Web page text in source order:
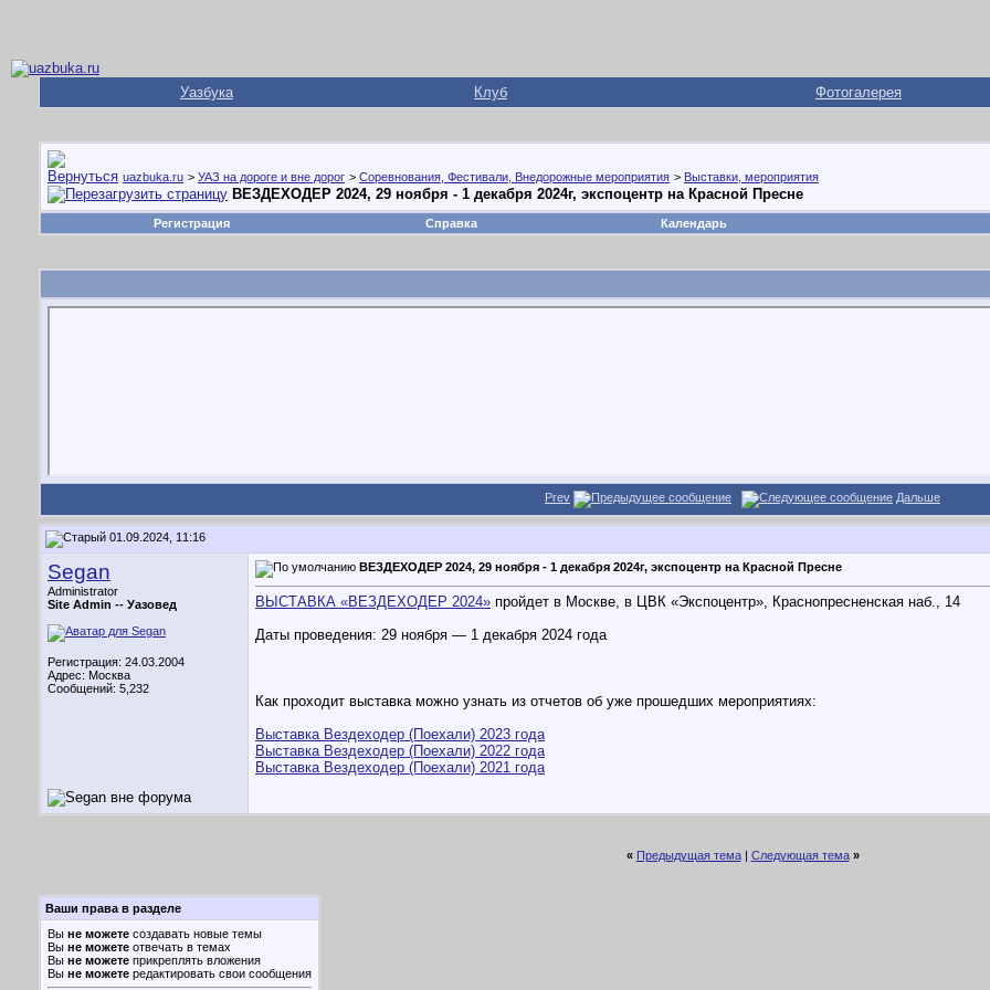
Уазбука Клуб Фотогалерея
uazbuka.ru > УАЗ на дороге и вне дорог > Соревнования, Фестивали, Внедорожные мероприятия > Выставки, мероприятия
ВЕЗДЕХОДЕР 2024, 29 ноября - 1 декабря 2024г, экспоцентр на Красной Пресне
Регистрация Справка Календарь
Prev Дальше
01.09.2024, 11:16
Segan
Administrator
Site Admin -- Уазовед
Регистрация: 24.03.2004
Адрес: Москва
Сообщений: 5,232
ВЕЗДЕХОДЕР 2024, 29 ноября - 1 декабря 2024г, экспоцентр на Красной Пресне
ВЫСТАВКА «ВЕЗДЕХОДЕР 2024» пройдет в Москве, в ЦВК «Экспоцентр», Краснопресненская наб., 14
Даты проведения: 29 ноября — 1 декабря 2024 года
Как проходит выставка можно узнать из отчетов об уже прошедших мероприятиях:
Выставка Вездеходер (Поехали) 2023 года
Выставка Вездеходер (Поехали) 2022 года
Выставка Вездеходер (Поехали) 2021 года
« Предыдущая тема| Следующая тема »
Ваши права в разделе
Вы не можете создавать новые темы
Вы не можете отвечать в темах
Вы не можете прикреплять вложения
Вы не можете редактировать свои сообщения